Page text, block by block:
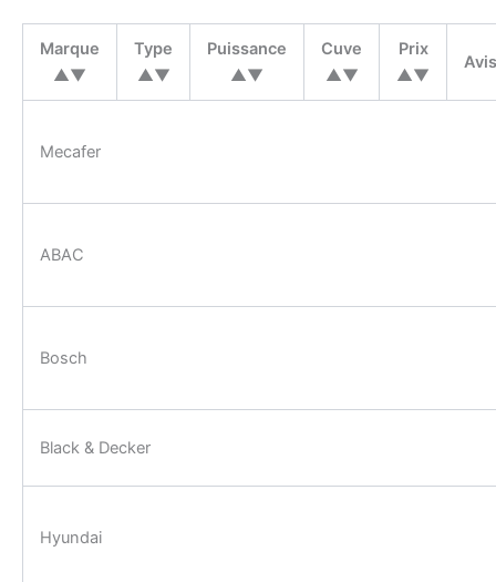
Marque
▲▼
Type
▲▼
Puissance
▲▼
Cuve
▲▼
Prix
▲▼
Avis
Mecafer
ABAC
Bosch
Black & Decker
Hyundai